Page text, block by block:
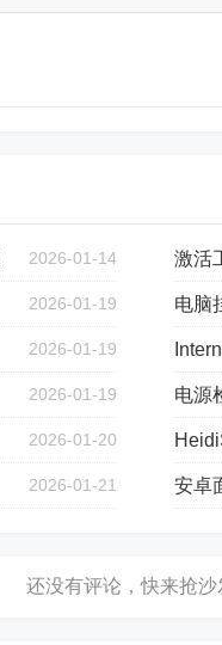
2026-01-14 激活
2026-01-19 电脑
2026-01-19
2026-01-19 电源
2026-01-20
2026-01-21 安卓